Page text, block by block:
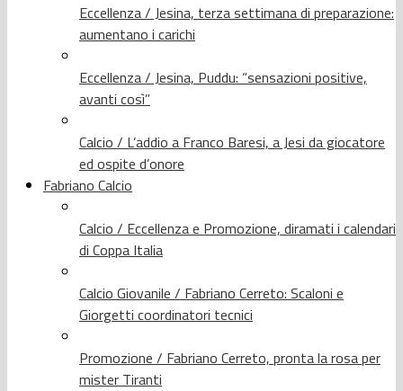
Eccellenza / Jesina, terza settimana di preparazione:
aumentano i carichi
Eccellenza / Jesina, Puddu: “sensazioni positive,
avanti così”
Calcio / L’addio a Franco Baresi, a Jesi da giocatore
ed ospite d’onore
Fabriano Calcio
Calcio / Eccellenza e Promozione, diramati i calendari
di Coppa Italia
Calcio Giovanile / Fabriano Cerreto: Scaloni e
Giorgetti coordinatori tecnici
Promozione / Fabriano Cerreto, pronta la rosa per
mister Tiranti